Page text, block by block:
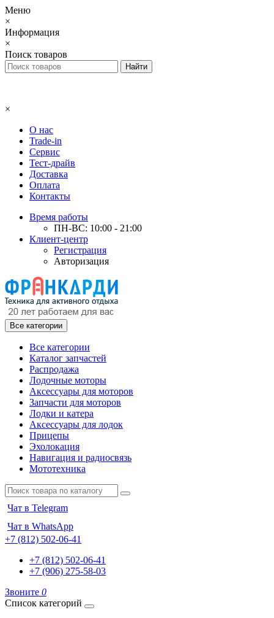
Меню
×
Информация
×
Поиск товаров
×
О нас
Trade-in
Сервис
Тест-драйв
Доставка
Оплата
Контакты
Время работы
ПН-ВС: 10:00 - 21:00
Клиент-центр
Регистрация
Авторизация
Все категории
Все категории
Каталог запчастей
Распродажа
Лодочные моторы
Аксессуары для моторов
Запчасти для моторов
Лодки и катера
Аксессуары для лодок
Прицепы
Эхолокация
Навигация и радиосвязь
Мототехника
Чат в Telegram
Чат в WhatsApp
+7 (812) 502-06-41
+7 (812) 502-06-41
+7 (906) 275-58-03
Звоните 0
Список категорий